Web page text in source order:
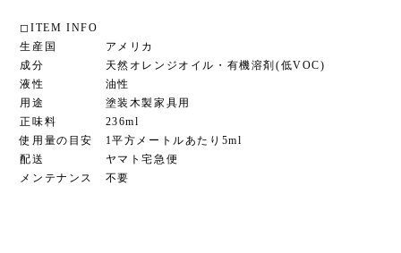
◻︎ITEM INFO
生産国 アメリカ
成分 天然オレンジオイル・有機溶剤(低VOC)
液性 油性
用途 塗装木製家具用
正味料 236ml
使用量の目安 1平方メートルあたり5ml
配送 ヤマト宅急便
メンテナンス 不要